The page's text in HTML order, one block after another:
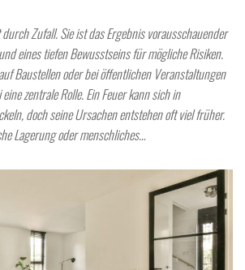
Zufall. Sie ist das Ergebnis vorausschauender
eines tiefen Bewusstseins für mögliche Risiken.
Baustellen oder bei öffentlichen Veranstaltungen
zentrale Rolle. Ein Feuer kann sich in
doch seine Ursachen entstehen oft viel früher.
Lagerung oder menschliches…